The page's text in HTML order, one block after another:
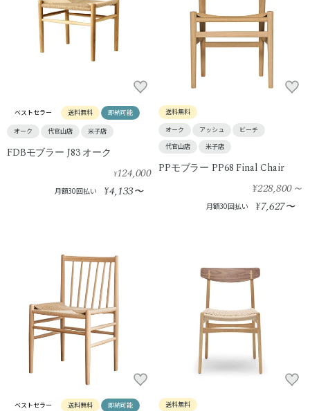
ベストセラー 送料無料 即納可能
オーク 代官山店 米子店
FDBモブラー J83 オーク
¥124,000
月額30回払い ¥4,133〜
送料無料
オーク
アッシュ
ビーチ
代官山店
米子店
PPモブラー PP68 Final Chair
¥228,800～
月額30回払い ¥7,627〜
ベストセラー 送料無料 即納可能
送料無料